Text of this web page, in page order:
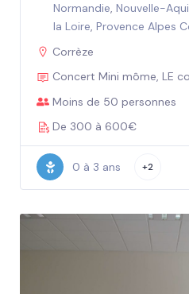
Normandie, Nouvelle-
la Loire, Provence Alpes
Corrèze
Concert Mini môme, LE
Moins de 50 personnes
De 300 à 600€
0 à 3 ans +2